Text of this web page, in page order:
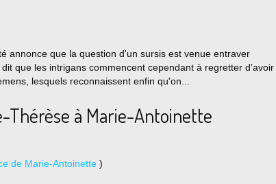
annonce que la question d'un sursis est venue entraver
que les intrigans commencent cependant à regretter d'avoir
lesquels reconnaissent enfin qu'on...
Thérèse à Marie-Antoinette
de Marie-Antoinette )